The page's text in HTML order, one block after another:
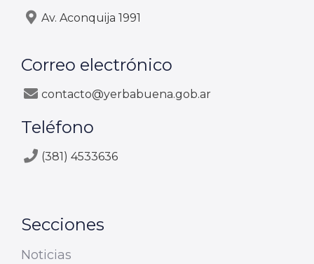
Av. Aconquija 1991
Correo electrónico
contacto@yerbabuena.gob.ar
Teléfono
(381) 4533636
Secciones
Noticias